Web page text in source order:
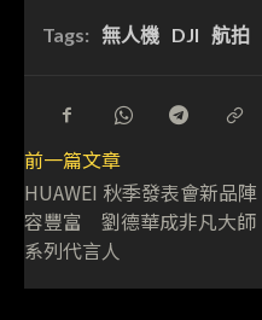
Tags: 無人機 DJI 航拍
前一篇文章
HUAWEI 秋季發表會新品陣
容豐富 劉德華成非凡大師
系列代言人